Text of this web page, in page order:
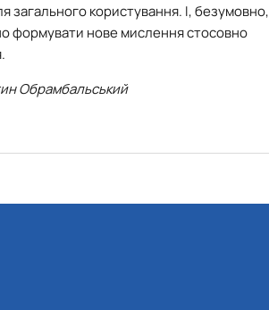
загального користування. І, безумовно,
формувати нове мислення стосовно
Обрамбальський